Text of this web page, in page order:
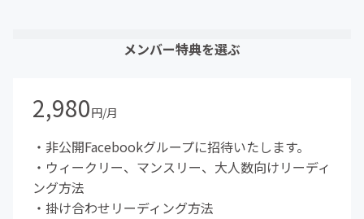
メンバー特典を選ぶ
2,980円/月
・非公開Facebookグループに招待いたします。
・ウィークリー、マンスリー、大人数向けリーディ
ング方法
・掛け合わせリーディング方法